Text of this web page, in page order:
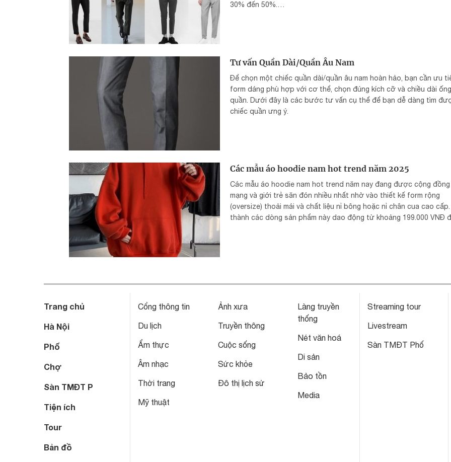
30% đến 50%.
Tư vấn Quần Dài/Quần Âu Nam
Để chọn một chiếc quần dài/quần âu nam hoàn hảo, bạn cần ưu
form dáng phù hợp với cơ thể, chọn đúng kích cỡ và chiều dài ống
quần. Dưới đây là các bước tư vấn cụ thể để bạn dễ dàng tìm
chiếc quần ưng ý.
Các mẫu áo hoodie nam hot trend năm 2025
Các mẫu áo hoodie nam hot trend năm nay đang được cộng đồng
mạng và giới trẻ săn đón nhiều nhất nhờ vào thiết kế form rộng
(oversize) thoải mái và chất liệu nỉ bông hoặc nỉ chân cua cao cấp.
thành các dòng sản phẩm này dao động từ khoảng 199.000 VNĐ
Trang chủ
Hà Nội
Phố
Chợ
Sàn TMĐT P
Tiện ích
Tour
Bản đồ
Cổng thông tin
Du lịch
Ẩm thực
Âm nhạc
Thời trang
Mỹ thuật
Ảnh xưa
Truyền thông
Cuộc sống
Sức khỏe
Đô thị lịch sử
Làng truyền
thống
Nét văn hoá
Di sản
Bảo tồn
Media
Streaming tour
Livestream
Sàn TMĐT Phố